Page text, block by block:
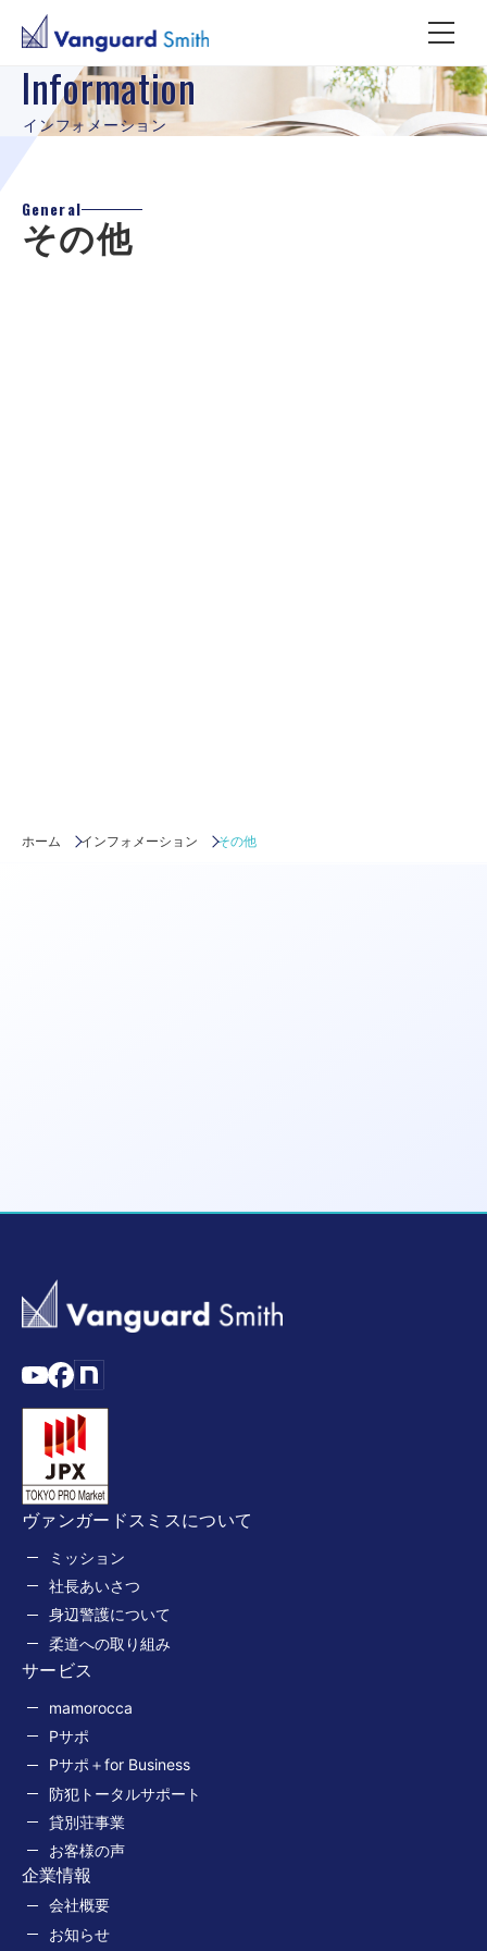
Information
インフォメーション
General
その他
ホーム インフォメーション その他
ヴァンガードスミスについて
ミッション
社長あいさつ
身辺警護について
柔道への取り組み
サービス
mamorocca
Pサポ
Pサポ＋for Business
防犯トータルサポート
貸別荘事業
お客様の声
企業情報
会社概要
お知らせ